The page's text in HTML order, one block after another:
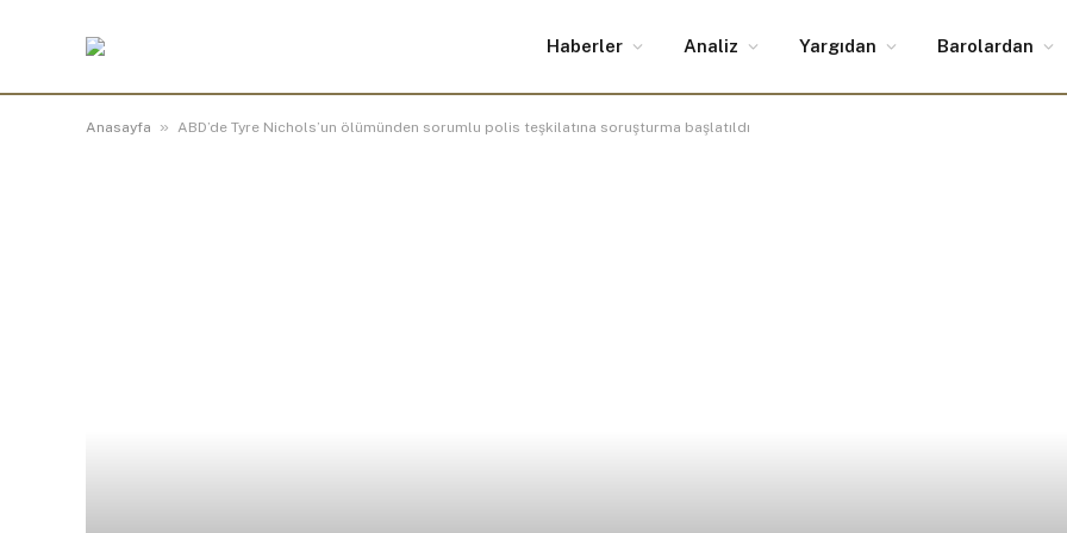
Haberler Analiz Yargıdan Barolardan
Anasayfa » ABD’de Tyre Nichols’un ölümünden sorumlu polis teşkilatına soruşturma başlatıldı